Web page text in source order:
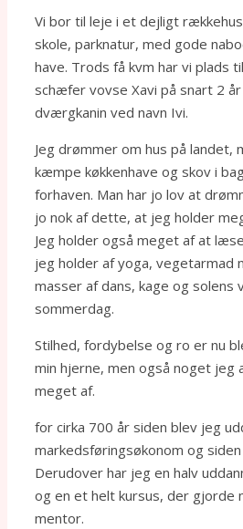
Vi bor til leje i et dejligt
skole, parknatur, med gode
have. Trods få kvm har vi plads
schæfer vovse Xavi på snart 2
dværgkanin ved navn Ivi.
Jeg drømmer om hus på landet,
kæmpe køkkenhave og skov i
forhaven. Man har jo lov at
jo nok af dette, at jeg holder
Jeg holder også meget af at
jeg holder af yoga, vegetarmad
masser af dans, kage og solens
sommerdag.
Stilhed, fordybelse og ro er nu
min hjerne, men også noget jeg
meget af.
for cirka 700 år siden blev jeg
markedsføringsøkonom og
Derudover har jeg en halv
og en et helt kursus, der gjorde
mentor.